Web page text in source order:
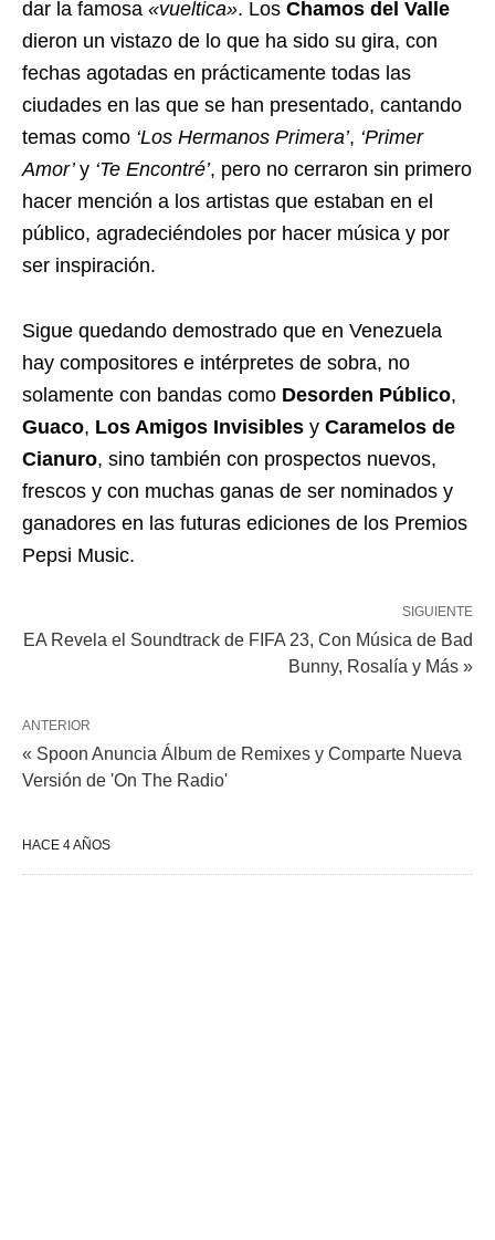
dar la famosa «vueltica». Los Chamos del Valle
dieron un vistazo de lo que ha sido su gira, con
fechas agotadas en prácticamente todas las
ciudades en las que se han presentado, cantando
temas como ‘Los Hermanos Primera’, ‘Primer
Amor’y ‘Te Encontré’, pero no cerraron sin primero
hacer mención a los artistas que estaban en el
público, agradeciéndoles por hacer música y por
ser inspiración.
Sigue quedando demostrado que en Venezuela
hay compositores e intérpretes de sobra, no
solamente con bandas como Desorden Público,
Guaco, Los Amigos Invisibles y Caramelos de
Cianuro, sino también con prospectos nuevos,
frescos y con muchas ganas de ser nominados y
ganadores en las futuras ediciones de los Premios
Pepsi Music.
SIGUIENTE
EA Revela el Soundtrack de FIFA 23, Con Música de Bad
Bunny, Rosalía y Más »
ANTERIOR
« Spoon Anuncia Álbum de Remixes y Comparte Nueva
Versión de 'On The Radio'
HACE 4 AÑOS